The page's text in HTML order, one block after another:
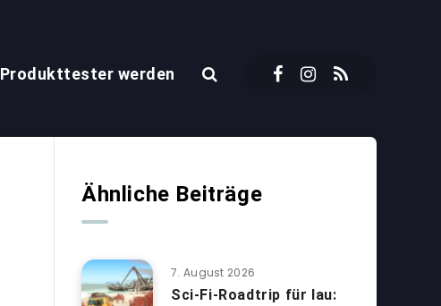
Produkttester werden
Ähnliche Beiträge
7. August 2026
Sci-Fi-Roadtrip für lau: